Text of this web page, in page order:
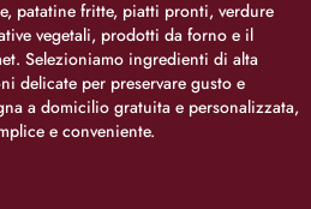
patatine fritte, piatti pronti, verdure
vegetali, prodotti da forno e il
Selezioniamo ingredienti di alta
delicate per preservare gusto e
a domicilio gratuita e personalizzata,
e conveniente.